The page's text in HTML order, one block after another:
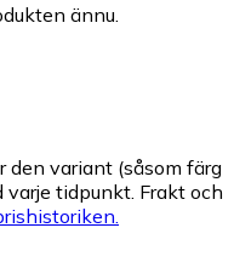
ännu.
den variant (såsom färg
tidpunkt. Frakt och